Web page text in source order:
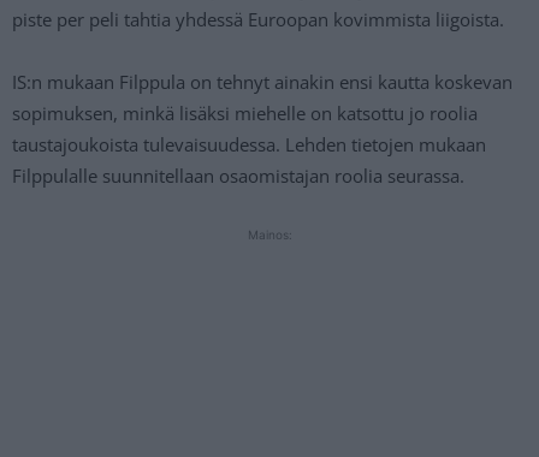
piste per peli tahtia yhdessä Euroopan kovimmista liigoista.
IS:n mukaan Filppula on tehnyt ainakin ensi kautta koskevan
sopimuksen, minkä lisäksi miehelle on katsottu jo roolia
taustajoukoista tulevaisuudessa. Lehden tietojen mukaan
Filppulalle suunnitellaan osaomistajan roolia seurassa.
Mainos: